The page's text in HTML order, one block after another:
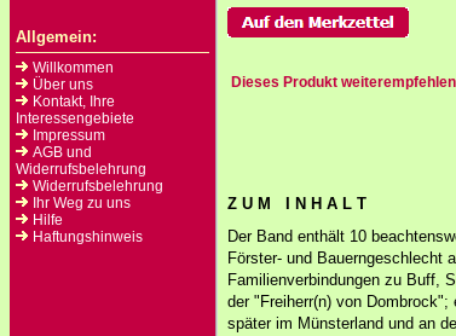
Allgemein:
Willkommen
Über uns
Kontakt, Ihre
Interessengebiete
Impressum
AGB und
Widerrufsbelehrung
Widerrufsbelehrung
Ihr Weg zu uns
Hilfe
Haftungshinweis
Dieses Produkt weiterempfehlen
Z U M I N H A L T
Der Band enthält 10
Förster- und Bauerngeschlecht
Familienverbindungen zu Buff,
der "Freiherr(n) von
später im Münsterland und an